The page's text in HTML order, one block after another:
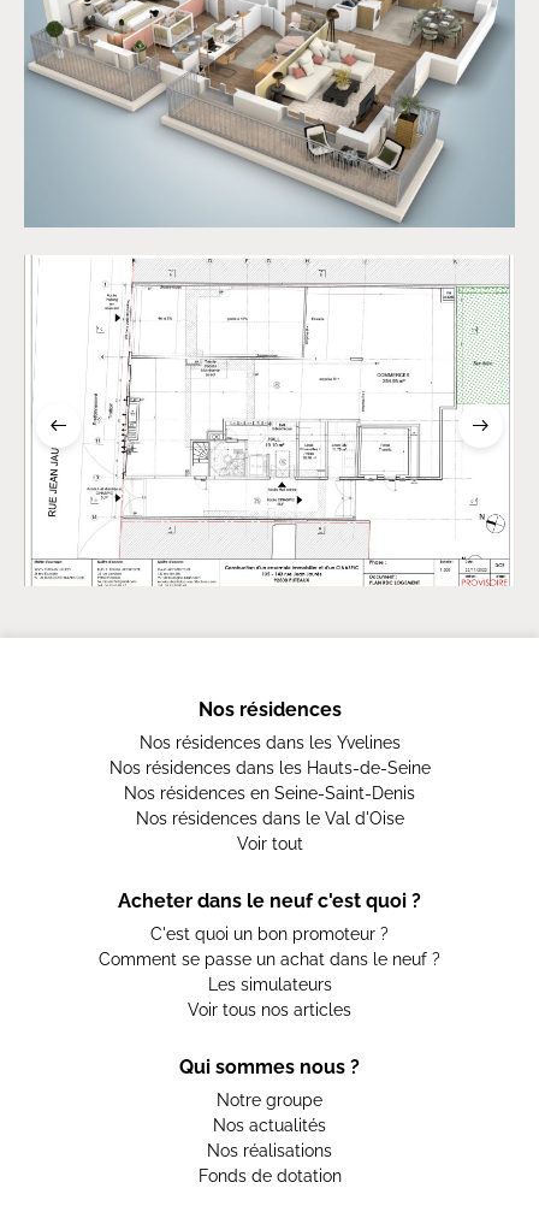
Nos résidences
Nos résidences dans les Yvelines
Nos résidences dans les Hauts-de-Seine
Nos résidences en Seine-Saint-Denis
Nos résidences dans le Val d'Oise
Voir tout
Acheter dans le neuf c'est quoi ?
C'est quoi un bon promoteur ?
Comment se passe un achat dans le neuf ?
Les simulateurs
Voir tous nos articles
Qui sommes nous ?
Notre groupe
Nos actualités
Nos réalisations
Fonds de dotation